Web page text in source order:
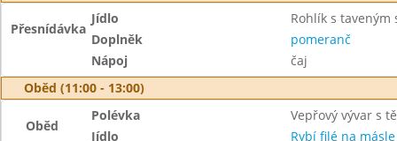
Přesnídávka
Jídlo
Rohlík s taveným
Doplněk
pomeranč
Nápoj
čaj
Oběd (11:00 - 13:00)
Oběd
Polévka
Vepřový vývar s
Jídlo
Rybí filé na másle